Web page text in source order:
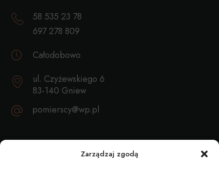
Zarządzaj zgodą
58 535 23 78
697 278 809
Całodobowo
ul. Czyżewskiego 6
83-140 Gniew
pomierscy@wp.pl
REKOMENDACJE